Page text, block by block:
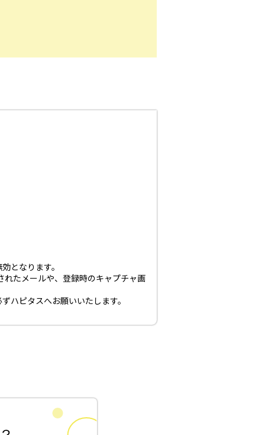
となります。
たメールや、登録時のキャプチャ画
ハピタスへお願いいたします。